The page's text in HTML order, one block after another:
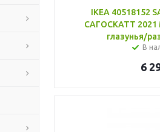
IKEA 40518152
САГОСКАТТ 2021
глазунья/
В
6